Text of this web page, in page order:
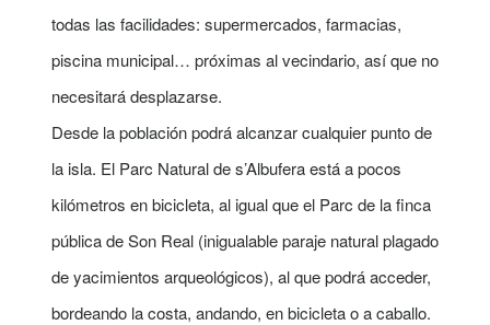
todas las facilidades: supermercados, farmacias,
piscina municipal… próximas al vecindario, así que no
necesitará desplazarse.
Desde la población podrá alcanzar cualquier punto de
la isla. El Parc Natural de s’Albufera está a pocos
kilómetros en bicicleta, al igual que el Parc de la finca
pública de Son Real (inigualable paraje natural plagado
de yacimientos arqueológicos), al que podrá acceder,
bordeando la costa, andando, en bicicleta o a caballo.